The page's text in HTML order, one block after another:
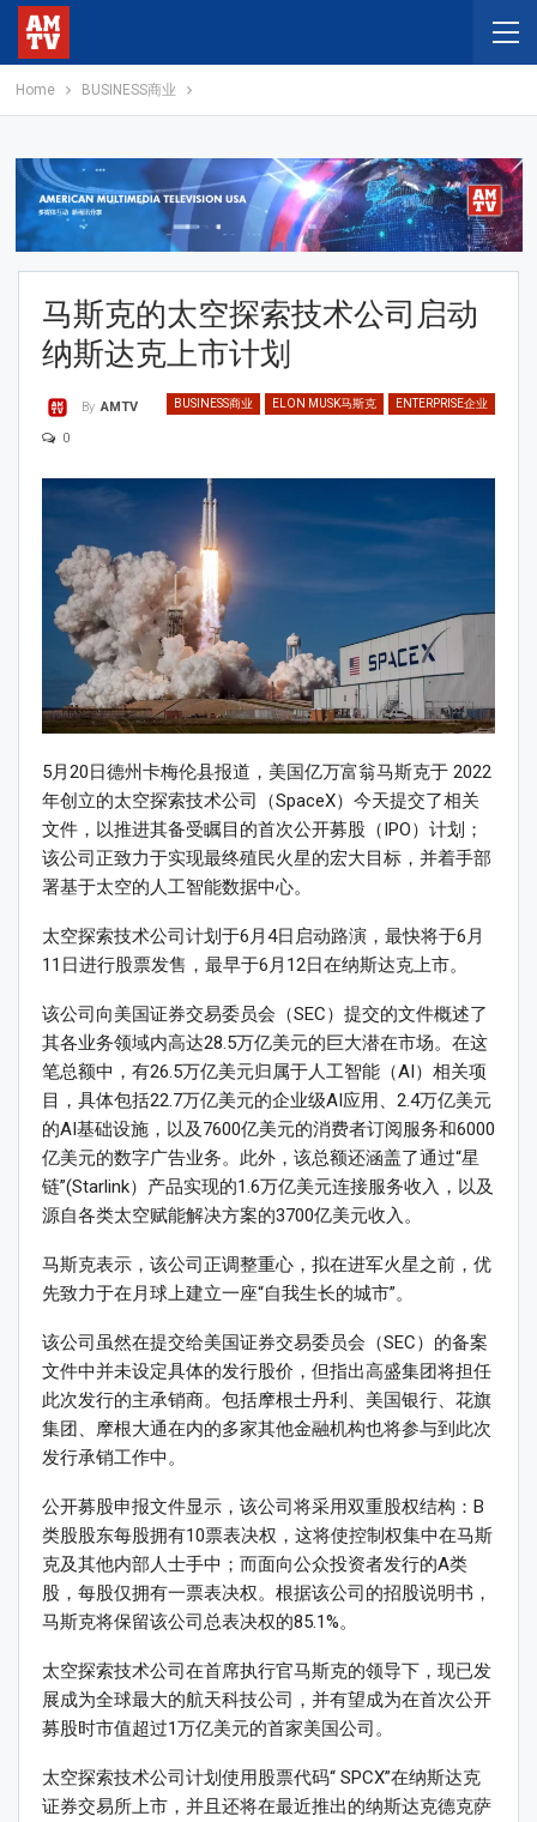
Home BUSINESS商业
马斯克的太空探索技术公司启动
纳斯达克上市计划
BUSINESS商业 ELON MUSK马斯克 ENTERPRISE企业
By AMTV
0
5月20日德州卡梅伦县报道，美国亿万富翁马斯克于 2022
年创立的太空探索技术公司（SpaceX）今天提交了相关
文件，以推进其备受瞩目的首次公开募股（IPO）计划；
该公司正致力于实现最终殖民火星的宏大目标，并着手部
署基于太空的人工智能数据中心。
太空探索技术公司计划于6月4日启动路演，最快将于6月
11日进行股票发售，最早于6月12日在纳斯达克上市。
该公司向美国证券交易委员会（SEC）提交的文件概述了
其各业务领域内高达28.5万亿美元的巨大潜在市场。在这
笔总额中，有26.5万亿美元归属于人工智能（AI）相关项
目，具体包括22.7万亿美元的企业级AI应用、2.4万亿美元
的AI基础设施，以及7600亿美元的消费者订阅服务和6000
亿美元的数字广告业务。此外，该总额还涵盖了通过“星
链”(Starlink）产品实现的1.6万亿美元连接服务收入，以及
源自各类太空赋能解决方案的3700亿美元收入。
马斯克表示，该公司正调整重心，拟在进军火星之前，优
先致力于在月球上建立一座“自我生长的城市”。
该公司虽然在提交给美国证券交易委员会（SEC）的备案
文件中并未设定具体的发行股价，但指出高盛集团将担任
此次发行的主承销商。包括摩根士丹利、美国银行、花旗
集团、摩根大通在内的多家其他金融机构也将参与到此次
发行承销工作中。
公开募股申报文件显示，该公司将采用双重股权结构：B
类股股东每股拥有10票表决权，这将使控制权集中在马斯
克及其他内部人士手中；而面向公众投资者发行的A类
股，每股仅拥有一票表决权。根据该公司的招股说明书，
马斯克将保留该公司总表决权的85.1%。
太空探索技术公司在首席执行官马斯克的领导下，现已发
展成为全球最大的航天科技公司，并有望成为在首次公开
募股时市值超过1万亿美元的首家美国公司。
太空探索技术公司计划使用股票代码“ SPCX”在纳斯达克
证券交易所上市，并且还将在最近推出的纳斯达克德克萨